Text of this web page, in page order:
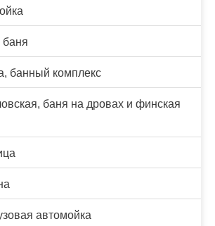
баня
банный комплекс
баня на дровах и финская
автомойка